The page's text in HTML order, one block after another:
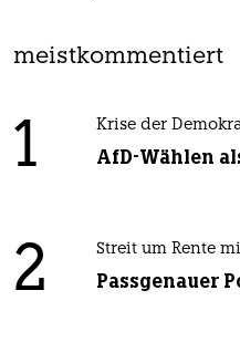
meistkommentiert
1 Krise der
AfD-Wählen
2 Streit um Rente
Passgenauer